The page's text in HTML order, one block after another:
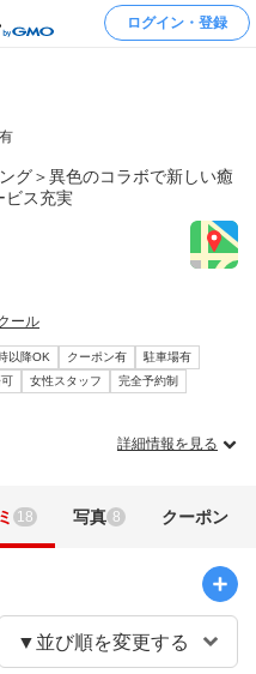
ログイン・登録
グ＞異色のコラボで新しい癒
ビス充実
ール
以降OK クーポン有
駐車場有
女性スタッフ
完全予約制
詳細情報を見る
18 写真 8 クーポン